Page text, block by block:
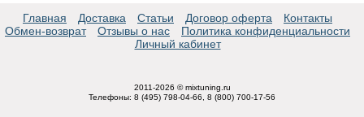
Главная Доставка Статьи Договор оферта
Контакты
Обмен-возврат
Отзывы о нас
Политика конфиденциальности
Личный кабинет
2011-2026 © mixtuning.ru
Телефоны: 8 (495) 798-04-66, 8 (800) 700-17-56